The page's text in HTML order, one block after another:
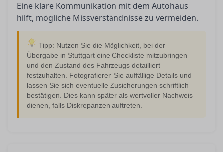
Eine klare Kommunikation mit dem Autohaus
hilft, mögliche Missverständnisse zu vermeiden.
Tipp: Nutzen Sie die Möglichkeit, bei der
Übergabe in Stuttgart eine Checkliste mitzubringen
und den Zustand des Fahrzeugs detailliert
festzuhalten. Fotografieren Sie auffällige Details und
lassen Sie sich eventuelle Zusicherungen schriftlich
bestätigen. Dies kann später als wertvoller Nachweis
dienen, falls Diskrepanzen auftreten.